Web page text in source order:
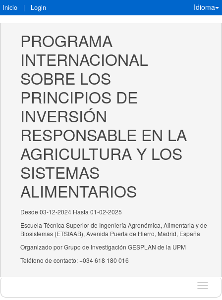
Inicio | Login Idioma
PROGRAMA
INTERNACIONAL
SOBRE LOS
PRINCIPIOS DE
INVERSIÓN
RESPONSABLE EN LA
AGRICULTURA Y LOS
SISTEMAS
ALIMENTARIOS
Desde 03-12-2024 Hasta 01-02-2025
Escuela Técnica Superior de Ingeniería Agronómica, Alimentaria y de
Biosistemas (ETSIAAB), Avenida Puerta de Hierro, Madrid, España
Organizado por Grupo de Investigación GESPLAN de la UPM
Teléfono de contacto: +034 618 180 016
Idioma